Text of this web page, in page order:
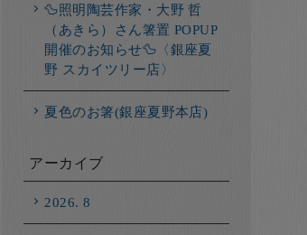
🦆照明陶芸作家・大野 哲
（あきら）さん箸置 POPUP
開催のお知らせ🦆〈銀座夏
野 スカイツリー店〉
夏色のお箸(銀座夏野本店)
アーカイブ
2026. 8